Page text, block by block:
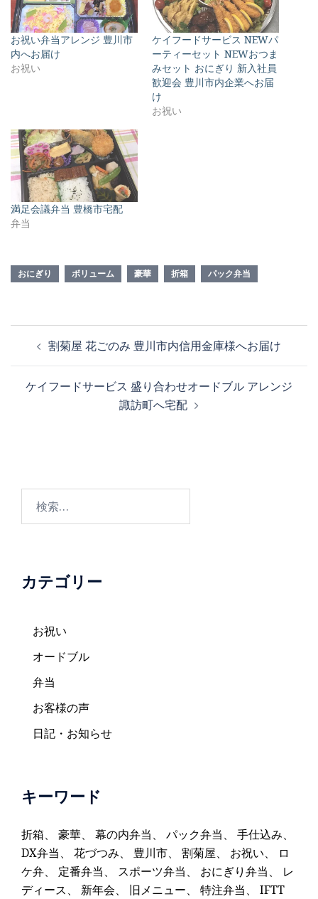
お祝い弁当アレンジ 豊川市
内へお届け
お祝い
ケイフードサービス NEWパ
ーティーセット NEWおつま
みセット おにぎり 新入社員
歓迎会 豊川市内企業へお届
け
お祝い
満足会議弁当 豊橋市宅配
弁当
おにぎり ボリューム 豪華 折箱 パック弁当
ナ
ビ
ン
割菊屋 花ごのみ 豊川市内信用金庫様へお届け
ケイフードサービス 盛り合わせオードブル アレンジ
諏訪町へ宅配
カテゴリー
お祝い
オードブル
弁当
お客様の声
日記・お知らせ
キーワード
折箱、 豪華、 幕の内弁当、 パック弁当、 手仕込み、
DX弁当、 花づつみ、 豊川市、 割菊屋、 お祝い、
ロ
ケ弁、 定番弁当、 スポーツ弁当、 おにぎり弁当、 レ
ディース、 新年会、 旧メニュー、 特注弁当、 IFTT